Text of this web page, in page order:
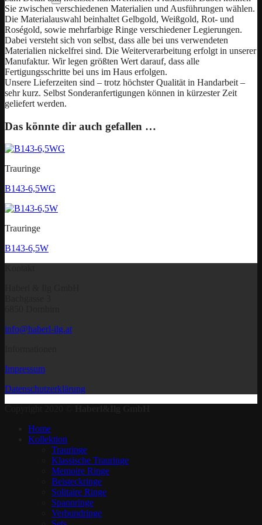
Sie zwischen verschiedenen Materialien und Ausführungen wählen.
Die Materialauswahl beinhaltet Gelbgold, Weißgold, Rot- und
Roségold, sowie mehrfarbige Ringe verschiedener Legierungen.
Dabei versteht sich von selbst, dass alle bei uns verwendeten
Materialien nickelfrei sind. Die Weiterverarbeitung erfolgt in unserer
Manufaktur. Wir legen größten Wert darauf, dass alle
Fertigungsschritte bei uns im Haus erfolgen.
Unsere Lieferzeiten sind – trotz höchster Qualität in Handarbeit –
sehr kurz. Selbst Sonderanfertigungen können in kürzester Zeit
geliefert werden.
Das könnte dir auch gefallen …
Trauringe
B143-6,5WG
Trauringe
B143-6,5W
info@haberl-ilg.at
Impressum
Datenschutzerklärung
Home
Kollektion
Trauringe
Klassische Trauringe
Memoire Ringe
Beisteckringe
Solitaire Ringe
Spannringe
Verbundringe